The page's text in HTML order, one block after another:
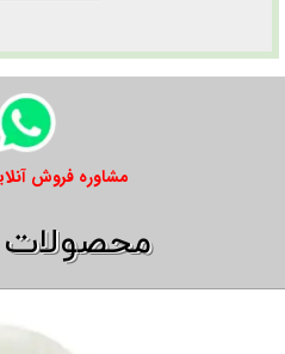
​​مشاوره فروش آنلاین 24
​​محصولات